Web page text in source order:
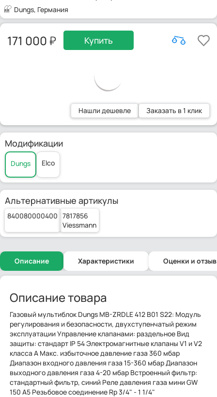
Dungs, Германия
171 000 Купить
Нашли дешевле Заказать в 1 клик
Модификации
Dungs Elco
Альтернативные артикулы
840080000400 7817856
Viessmann
Описание Характеристики Оценки и
Описание товара
Газовый мультиблок Dungs MB-ZRDLE 412 B01 S22: Модуль
регулирования и безопасности, двухступенчатый режим
эксплуатации Управление клапанами: раздельное Вид
защиты: стандарт IP 54 Электромагнитные клапаны V1 и V2
класса А Макс. избыточное давление газа 360 мбар
Диапазон входного давления газа 15-360 мбар Диапазон
выходного давления газа 4-20 мбар Встроенный фильтр:
стандартный фильтр, синий Реле давления газа мини GW
150 A5 Резьбовое соединение Rp 3/4" - 1 1/4"